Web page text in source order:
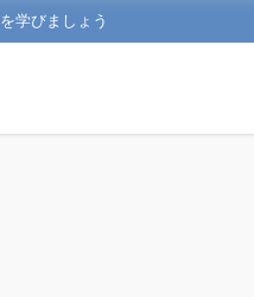
学びましょう